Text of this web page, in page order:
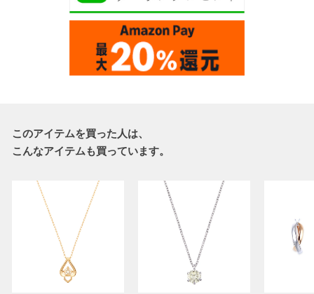
このアイテムを買った人は、
こんなアイテムも買っています。